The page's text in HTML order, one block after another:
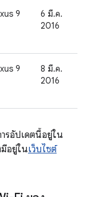
9
6 มี.ค.
2016
9
8 มี.ค.
2016
รอัปเดตนี้อยู่ใน
อยู่ในเว็บไซต์